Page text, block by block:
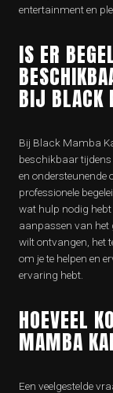
entertainment en
IS ER
BIJ BLACK
Bij Black Mamba
beschikbaar tijdens
en ondersteunende
professionele
wat hulp nodig hebt
aanpassen van het
wilt ontvangen, het
om je te helpen en
ervaring hebt.
HOEVEEL
MAMBA
Een veelgestelde